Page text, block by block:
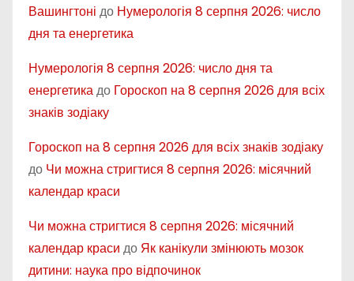
Вашингтоні до Нумерологія 8 серпня 2026: число
дня та енергетика
Нумерологія 8 серпня 2026: число дня та
енергетикадо Гороскоп на 8 серпня 2026 для всіх
знаків зодіаку
Гороскоп на 8 серпня 2026 для всіх знаків зодіаку
до Чи можна стригтися 8 серпня 2026: місячний
календар краси
Чи можна стригтися 8 серпня 2026: місячний
календар краси до Як канікули змінюють мозок
дитини: наука про відпочинок